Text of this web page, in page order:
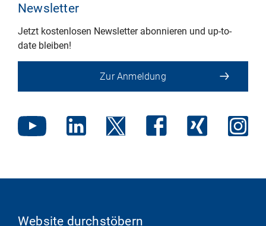
Newsletter
Jetzt kostenlosen Newsletter abonnieren und up-to-
date bleiben!
Zur Anmeldung
Website durchstöbern